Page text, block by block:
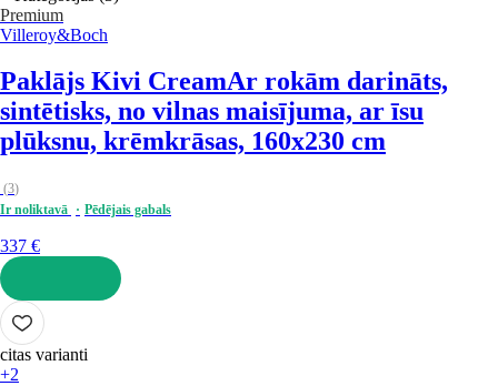
Premium
Villeroy&Boch
Paklājs Kivi CreamAr rokām darināts,
sintētisks, no vilnas maisījuma, ar īsu
plūksnu, krēmkrāsas, 160x230 cm
(3)
Ir noliktavā
Pēdējais gabals
337 €
LIKT GROZĀ
citas varianti
+2